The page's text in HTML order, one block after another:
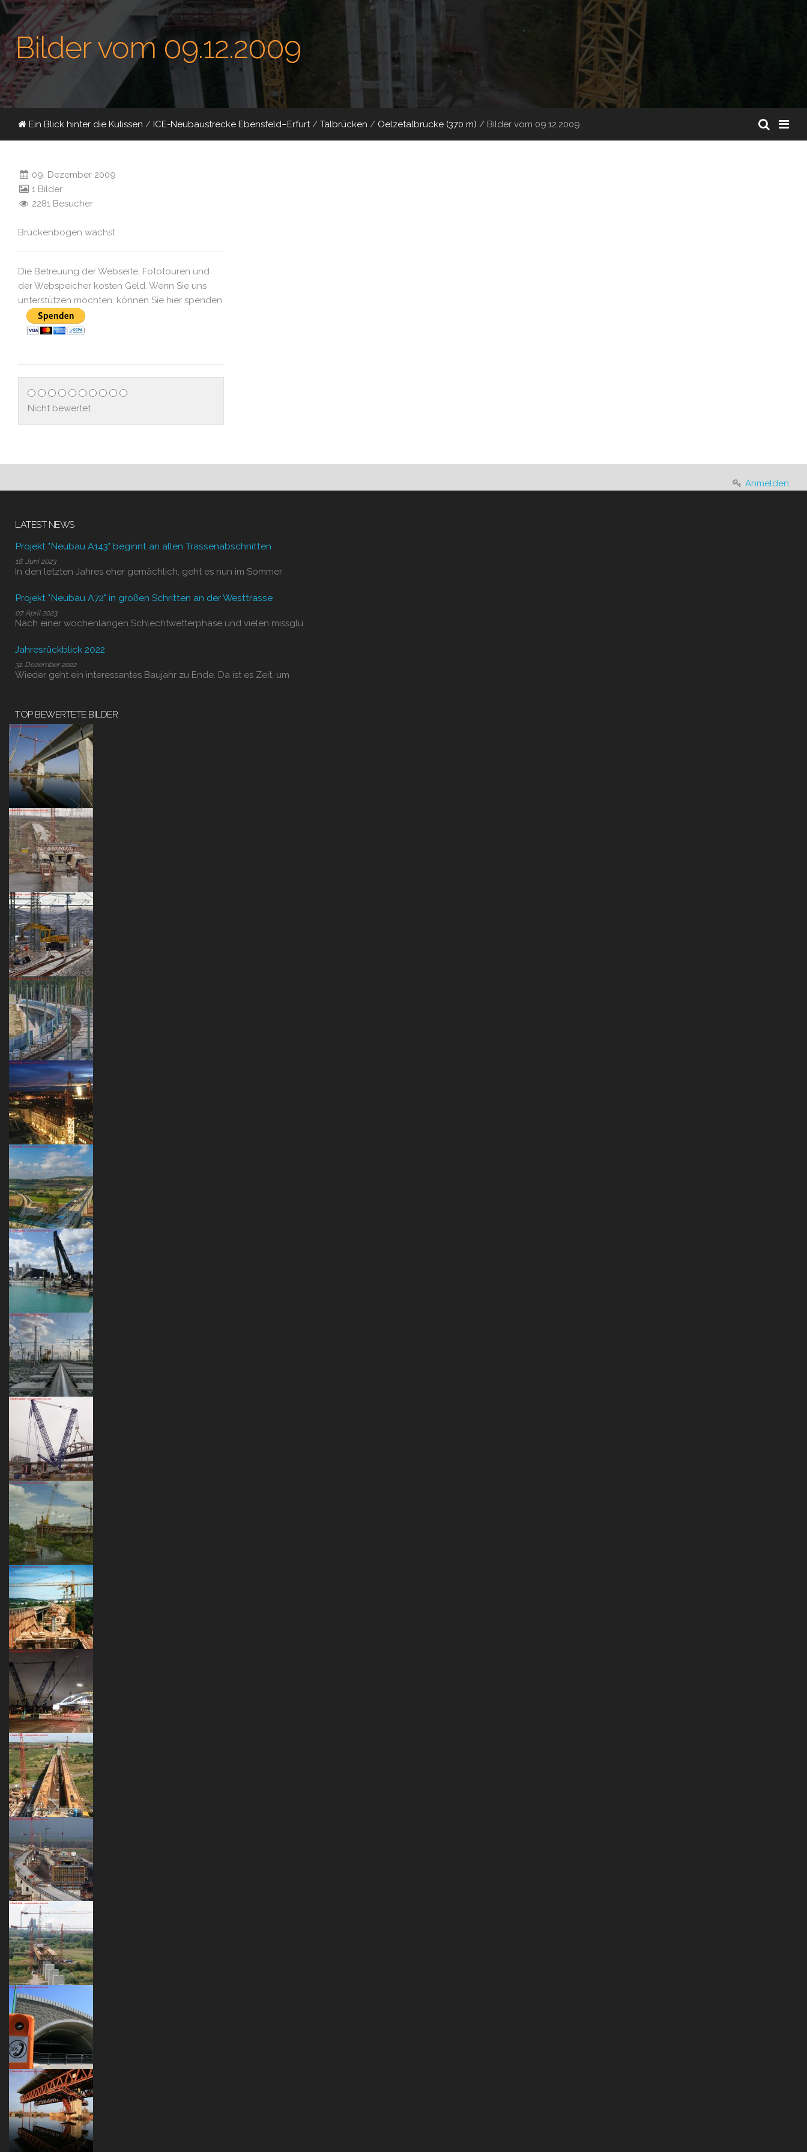
Bilder vom 09.12.2009
Ein Blick hinter die Kulissen / ICE-Neubaustrecke Ebensfeld–Erfurt/ Talbrücken / Oelzetalbrücke (370 m) / Bilder vom 09.12.2009
09. Dezember 2009
1 Bilder
2281 Besucher
Brückenbogen wächst
Die Betreuung der Webseite, Fototouren und
der Webspeicher kosten Geld. Wenn Sie uns
unterstützen möchten, können Sie hier spenden.
Nicht bewertet
Anmelden
LATEST NEWS
Projekt "Neubau A143" beginnt an allen Trassenabschnitten
18. Juni 2023
In den letzten Jahres eher gemächlich, geht es nun im Sommer
Projekt "Neubau A72" in großen Schritten an der Westtrasse
07. April 2023
Nach einer wochenlangen Schlechtwetterphase und vielen missglü
Jahresrückblick 2022
31. Dezember 2022
Wieder geht ein interessantes Baujahr zu Ende. Da ist es Zeit, um
TOP BEWERTETE BILDER